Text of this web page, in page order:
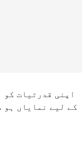
اپنی قدرتیات کو
کے لیے نمایاں ہو